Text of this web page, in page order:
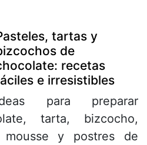
tartas y
de
recetas
e irresistibles
para preparar
tarta, bizcocho,
mousse y postres de